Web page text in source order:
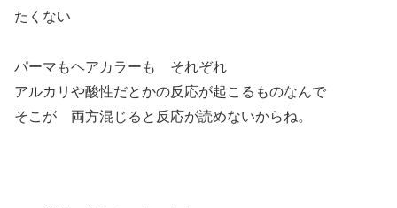
たくない
パーマもヘアカラーも それぞれ
アルカリや酸性だとかの反応が起こるものなんで
そこが 両方混じると反応が読めないからね。